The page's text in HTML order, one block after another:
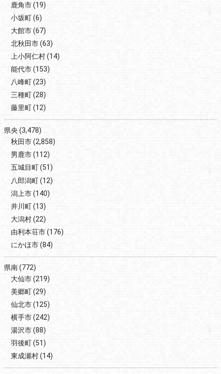
鹿角市(19)
小坂町(6)
大館市(67)
北秋田市(63)
上小阿仁村(14)
能代市(153)
八峰町(23)
三種町(28)
藤里町(12)
県央(3,478)
秋田市(2,858)
男鹿市(112)
五城目町(51)
八郎潟町(12)
潟上市(140)
井川町(13)
大潟村(22)
由利本荘市(176)
にかほ市(84)
県南(772)
大仙市(219)
美郷町(29)
仙北市(125)
横手市(242)
湯沢市(88)
羽後町(51)
東成瀬村(14)